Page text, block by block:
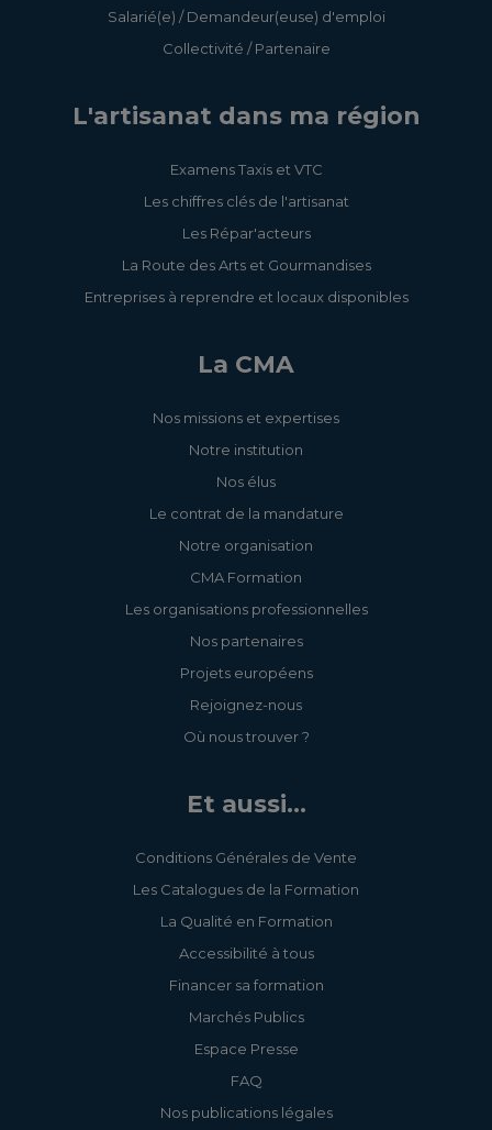
Salarié(e) / Demandeur(euse) d'emploi
Collectivité / Partenaire
L'artisanat dans ma région
Examens Taxis et VTC
Les chiffres clés de l'artisanat
Les Répar'acteurs
La Route des Arts et Gourmandises
Entreprises à reprendre et locaux disponibles
La CMA
Nos missions et expertises
Notre institution
Nos élus
Le contrat de la mandature
Notre organisation
CMA Formation
Les organisations professionnelles
Nos partenaires
Projets européens
Rejoignez-nous
Où nous trouver ?
Et aussi...
Conditions Générales de Vente
Les Catalogues de la Formation
La Qualité en Formation
Accessibilité à tous
Financer sa formation
Marchés Publics
Espace Presse
FAQ
Nos publications légales